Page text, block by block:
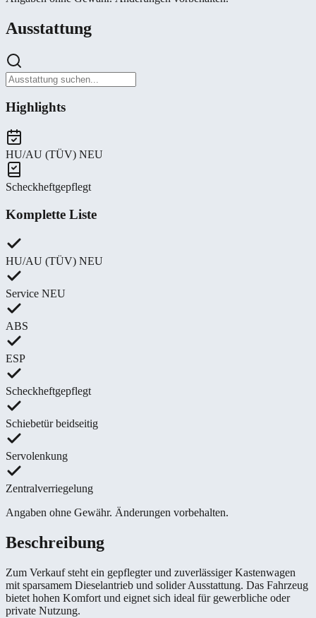
Ausstattung
Highlights
HU/AU (TÜV) NEU
Scheckheftgepflegt
Komplette Liste
HU/AU (TÜV) NEU
Service NEU
ABS
ESP
Scheckheftgepflegt
Schiebetür beidseitig
Servolenkung
Zentralverriegelung
Angaben ohne Gewähr. Änderungen vorbehalten.
Beschreibung
Zum Verkauf steht ein gepflegter und zuverlässiger Kastenwagen
mit sparsamem Dieselantrieb und solider Ausstattung. Das Fahrzeug
bietet hohen Komfort und eignet sich ideal für gewerbliche oder
private Nutzung.